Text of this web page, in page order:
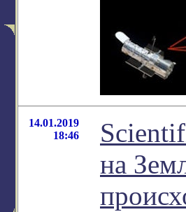
14.01.2019
18:46
на